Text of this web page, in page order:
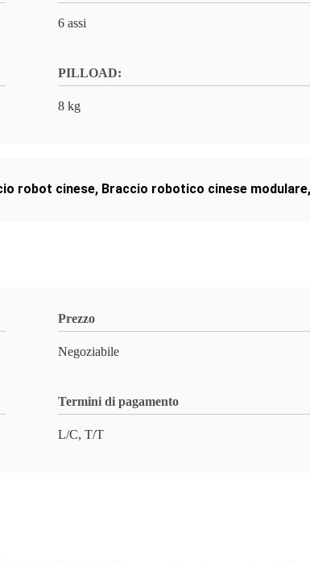
6 assi
PILLOAD:
8 kg
robot cinese, Braccio robotico cinese modulare,
Prezzo
Negoziabile
Termini di pagamento
L/C, T/T